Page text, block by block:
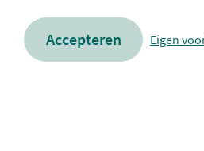
Volg ons op social media
Accepteren Eigen